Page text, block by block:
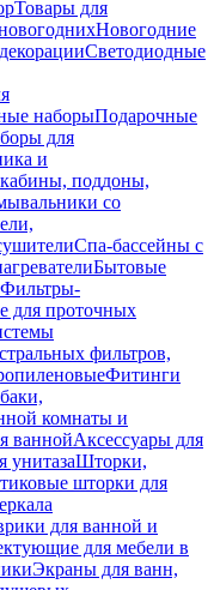
Товары для
Новогодние
Светодиодные
наборыПодарочные
для
и
поддоны,
со
Спа-бассейны с
Бытовые
Фильтры-
для проточных
фильтров,
Фитинги
комнаты и
ваннойАксессуары для
унитазаШторки,
шторки для
для ванной и
для мебели в
Экраны для ванн,